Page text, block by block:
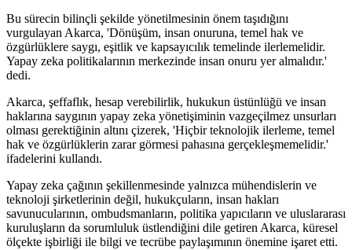
Bu sürecin bilinçli şekilde yönetilmesinin önem taşıdığını
vurgulayan Akarca, 'Dönüşüm, insan onuruna, temel hak ve
özgürlüklere saygı, eşitlik ve kapsayıcılık temelinde ilerlemelidir.
Yapay zeka politikalarının merkezinde insan onuru yer almalıdır.'
dedi.
Akarca, şeffaflık, hesap verebilirlik, hukukun üstünlüğü ve insan
haklarına saygının yapay zeka yönetişiminin vazgeçilmez unsurları
olması gerektiğinin altını çizerek, 'Hiçbir teknolojik ilerleme, temel
hak ve özgürlüklerin zarar görmesi pahasına gerçekleşmemelidir.'
ifadelerini kullandı.
Yapay zeka çağının şekillenmesinde yalnızca mühendislerin ve
teknoloji şirketlerinin değil, hukukçuların, insan hakları
savunucularının, ombudsmanların, politika yapıcıların ve uluslararası
kuruluşların da sorumluluk üstlendiğini dile getiren Akarca, küresel
ölçekte işbirliği ile bilgi ve tecrübe paylaşımının önemine işaret etti.